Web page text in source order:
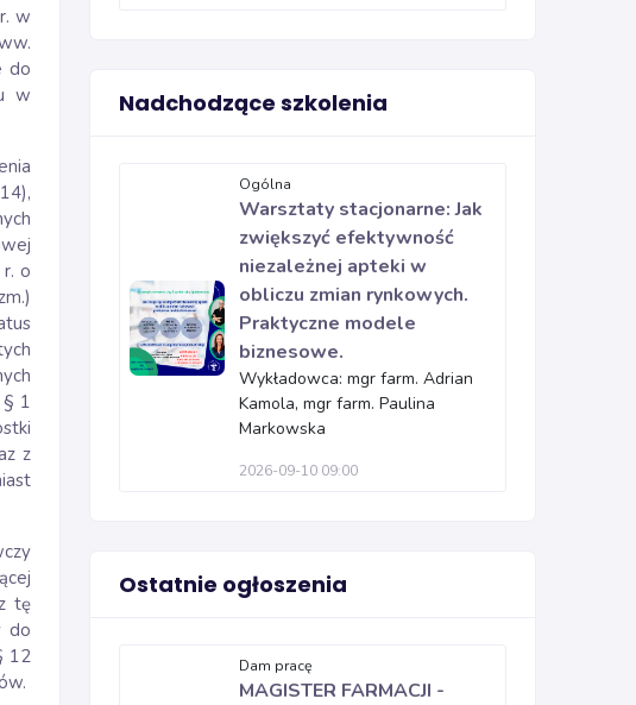
w
do
w
o
1
z
tę
do
12
Nadchodzące szkolenia
Ogólna
Warsztaty stacjonarne: Jak
zwiększyć efektywność
niezależnej apteki w
obliczu zmian rynkowych.
Praktyczne modele
biznesowe.
Wykładowca: mgr farm. Adrian
Kamola, mgr farm. Paulina
Markowska
2026-09-10 09:00
Ostatnie ogłoszenia
Dam pracę
MAGISTER FARMACJI -